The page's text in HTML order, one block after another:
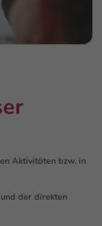
Aktivitäten bzw. in
der direkten